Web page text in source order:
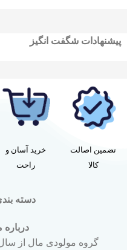
پیشنهادات شگفت انگیز
تضمین اصالت
کالا
خرید آسان و
راحت
دسته